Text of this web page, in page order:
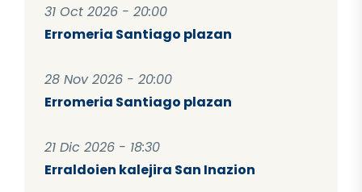
31 Oct 2026 - 20:00
Erromeria Santiago plazan
28 Nov 2026 - 20:00
Erromeria Santiago plazan
21 Dic 2026 - 18:30
Erraldoien kalejira San Inazion